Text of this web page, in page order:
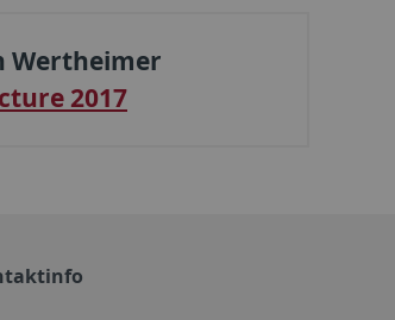
Wertheimer
2017